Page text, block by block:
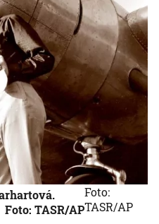
Foto: TASR/AP
Foto:
TASR/AP